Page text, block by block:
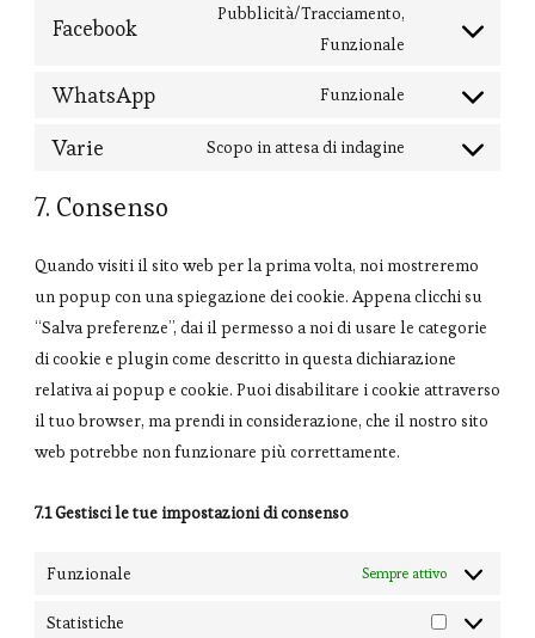
service
Facebook
Pubblicità/Tracciamento,
Funzionale
Consent
service
WhatsApp Funzionale
Consent
Varie Scopo in attesa di indagine
Consent
7. Consenso
Quando visiti il sito web per la prima volta, noi mostreremo
un popup con una spiegazione dei cookie. Appena clicchi su
“Salva preferenze”, dai il permesso a noi di usare le categorie
di cookie e plugin come descritto in questa dichiarazione
relativa ai popup e cookie. Puoi disabilitare i cookie attraverso
il tuo browser, ma prendi in considerazione, che il nostro sito
web potrebbe non funzionare più correttamente.
7.1 Gestisci le tue impostazioni di consenso
Funzionale Sempre attivo
Statistiche